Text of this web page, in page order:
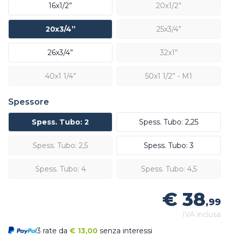
16x1/2” 20x1/2”
20x3/4” 25x3/4”
26x3/4” 32x1”
40x1 1/4” 50x1 1/2” - M1
Spessore
Spess. Tubo: 2 Spess. Tubo: 2,25
Spess. Tubo: 2,5 Spess. Tubo: 3
Spess. Tubo: 4 Spess. Tubo: 4,5
€ 38,99
IVA inclusa
3 rate da € 13,00 senza interessi